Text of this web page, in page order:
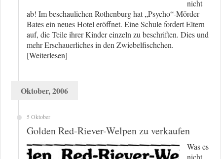
nicht
ab! Im beschaulichen Rothenburg hat „Psycho“-Mörder
Bates ein neues Hotel eröffnet. Eine Schule fordert Eltern
auf, die Teile ihrer Kinder einzeln zu beschriften. Dies und
mehr Erschauerliches in den Zwiebelfischchen.
[Weiterlesen]
Oktober, 2006
5 Oktober
Golden Red-Riever-Welpen zu verkaufen
Was es